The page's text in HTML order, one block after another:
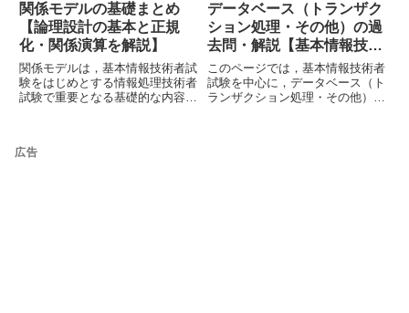
関係モデルの基礎まとめ
【論理設計の基本と正規
化・関係演算を解説】
関係モデルは，基本情報技術者試
験をはじめとする情報処理技術者
試験で重要となる基礎的な内容で
える構造に整理していきます。関
データベース（トランザク
ション処理・その他）の過
去問・解説【基本情報技術
者試験】
このページでは，基本情報技術者
試験を中心に，データベース（ト
ランザクション処理・その他）分
広告